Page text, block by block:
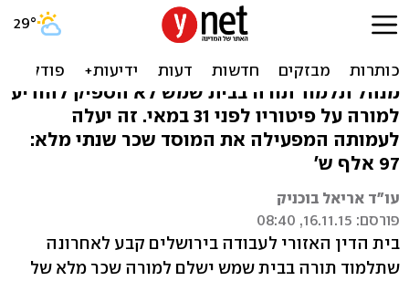
המורה יקבל שכר של שנה - כי
לא פוטר בזמן
מנהל תלמוד תורה בבית שמש לא הספיק להודיע
למורה על פיטוריו לפני 31 במאי. זה יעלה
לעמותה המפעילה את המוסד שכר שנתי מלא:
97 אלף ש'
עו"ד אריאל בוכניק
פורסם: 16.11.15, 08:40
בית הדין האזורי לעבודה בירושלים קבע לאחרונה
שתלמוד תורה בבית שמש ישלם למורה שכר מלא של